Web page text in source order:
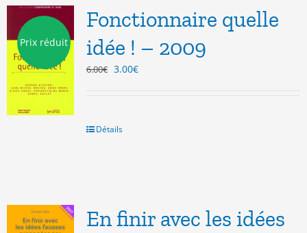
Prix réduit
Fonctionnaire quelle
idée ! – 2009
6.00€ Le
6.00€.
3.00€Le
Détails
En finir avec les idées